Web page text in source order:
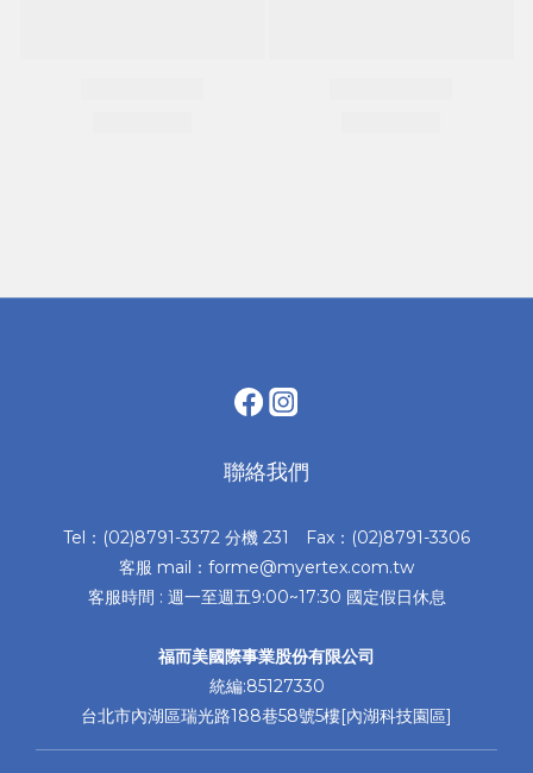
聯絡我們
Tel：(02)8791-3372 分機 231 Fax：(02)8791-3306
客服 mail：forme@myertex.com.tw
客服時間 : 週一至週五9:00~17:30 國定假日休息
福而美國際事業股份有限公司
統編:85127330
台北市內湖區瑞光路188巷58號5樓[內湖科技園區]